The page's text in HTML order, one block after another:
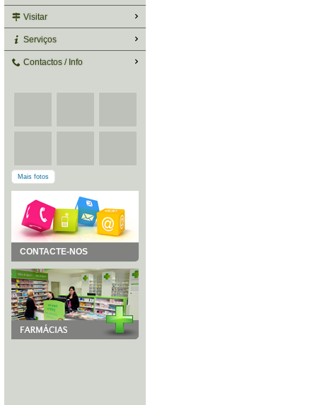
Visitar
Serviços
Contactos / Info
Mais fotos
CONTACTE-NOS